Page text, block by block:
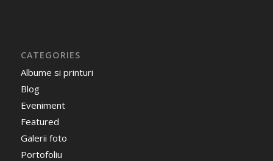
CATEGORIES
Albume si printuri
Blog
Eveniment
Featured
Galerii foto
Portofoliu